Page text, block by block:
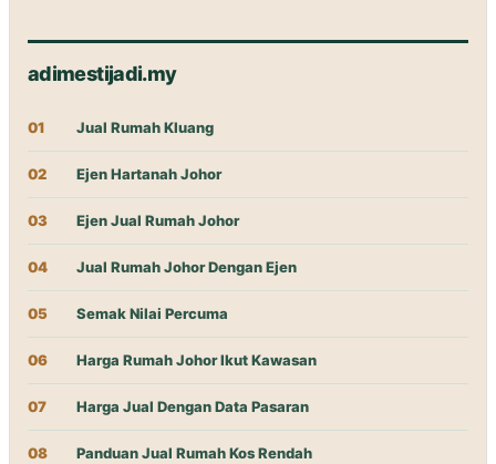
adimestijadi.my
01 Jual Rumah Kluang
02 Ejen Hartanah Johor
03 Ejen Jual Rumah Johor
04 Jual Rumah Johor Dengan Ejen
05 Semak Nilai Percuma
06 Harga Rumah Johor Ikut Kawasan
07 Harga Jual Dengan Data Pasaran
08 Panduan Jual Rumah Kos Rendah